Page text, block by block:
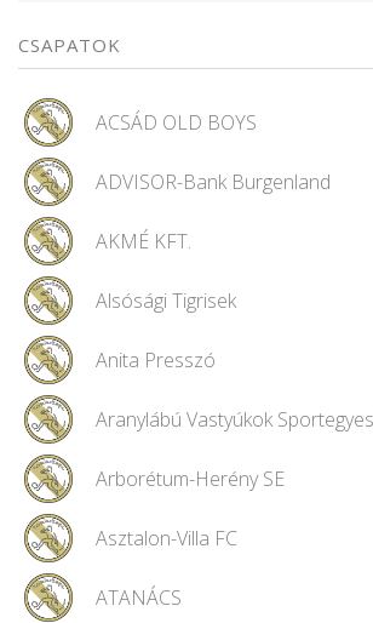
CSAPATOK
ACSÁD OLD BOYS
ADVISOR-Bank Burgenland
AKMÉ KFT.
Alsósági Tigrisek
Anita Presszó
Aranylábú Vastyúkok
Arborétum-Herény SE
Asztalon-Villa FC
ATANÁCS